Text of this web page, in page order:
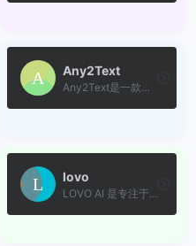
Any2Text
Any2Text是一款基于网页的免...
lovo
LOVO AI 是专注于人工智能语...